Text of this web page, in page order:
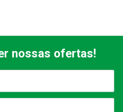
nossas ofertas!